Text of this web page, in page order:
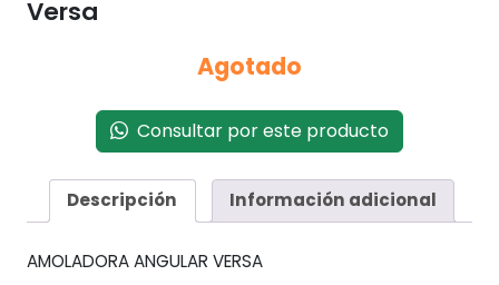
Versa
Agotado
Consultar por este producto
Descripción Información adicional
AMOLADORA ANGULAR VERSA